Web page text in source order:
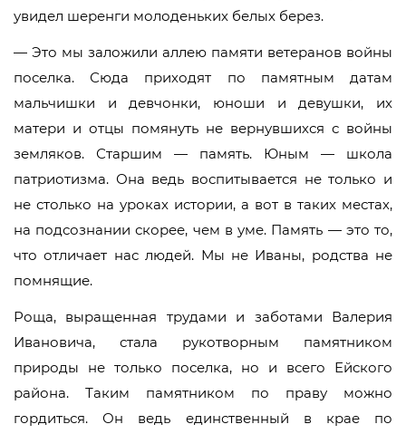
увидел шеренги молоденьких белых берез.
— Это мы заложили аллею памяти ветеранов войны
поселка. Сюда приходят по памятным датам
мальчишки и девчонки, юноши и девушки, их
матери и отцы помянуть не вернувшихся с войны
земляков. Старшим — память. Юным — школа
патриотизма. Она ведь воспитывается не только и
не столько на уроках истории, а вот в таких местах,
на подсознании скорее, чем в уме. Память — это то,
что отличает нас людей. Мы не Иваны, родства не
помнящие.
Роща, выращенная трудами и заботами Валерия
Ивановича, стала рукотворным памятником
природы не только поселка, но и всего Ейского
района. Таким памятником по праву можно
гордиться. Он ведь единственный в крае по